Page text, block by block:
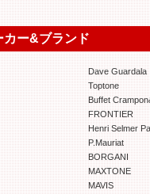
カー&ブランド
Dave Guardala
Toptone
Buffet
FRONTIER
Henri Selmer
P.Mauriat
BORGANI
MAXTONE
MAVIS